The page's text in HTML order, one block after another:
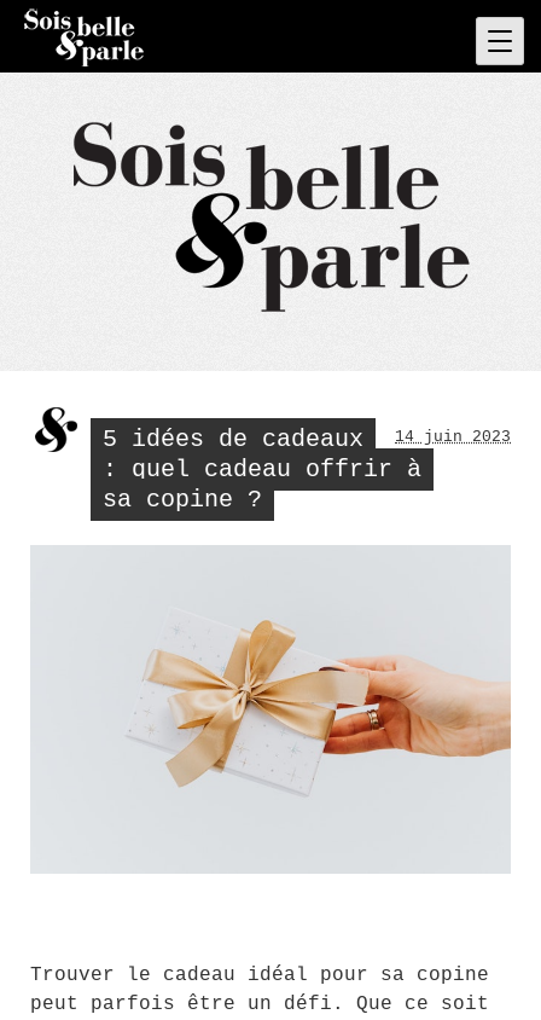
Skip
content
5 idées de cadeaux
: quel cadeau offrir à
sa copine ?
14 juin 2023
Trouver le cadeau idéal pour sa copine
peut parfois être un défi. Que ce soit